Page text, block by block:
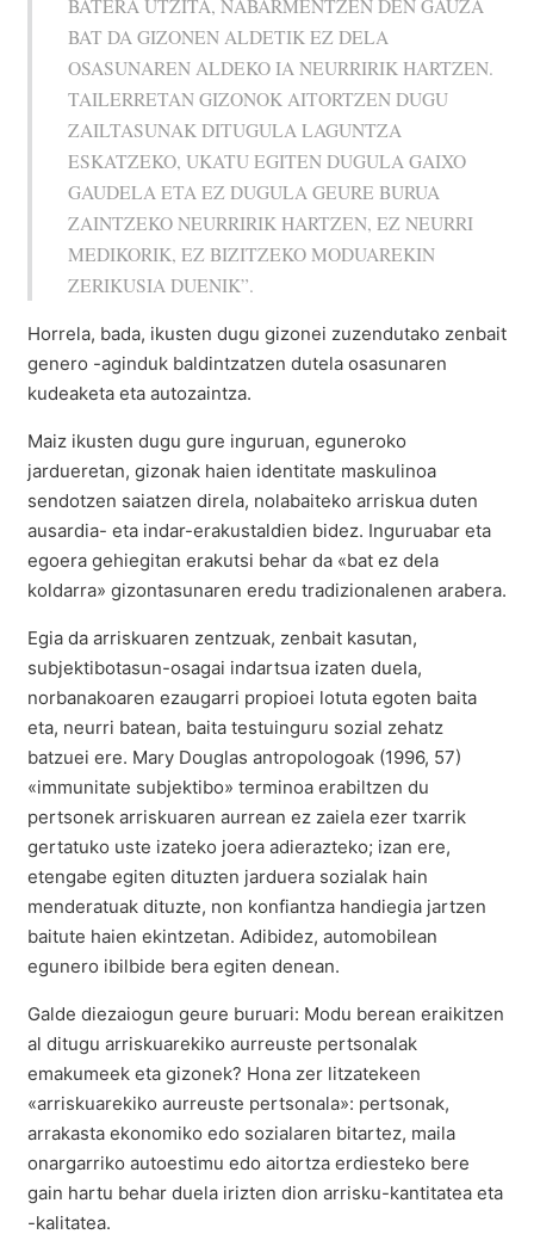
BATERA UTZITA, NABARMENTZEN DEN GAUZA
BAT DA GIZONEN ALDETIK EZ DELA
OSASUNAREN ALDEKO IA NEURRIRIK HARTZEN.
TAILERRETAN GIZONOK AITORTZEN DUGU
ZAILTASUNAK DITUGULA LAGUNTZA
ESKATZEKO, UKATU EGITEN DUGULA GAIXO
GAUDELA ETA EZ DUGULA GEURE BURUA
ZAINTZEKO NEURRIRIK HARTZEN, EZ NEURRI
MEDIKORIK, EZ BIZITZEKO MODUAREKIN
ZERIKUSIA DUENIK”.
Horrela, bada, ikusten dugu gizonei zuzendutako zenbait
genero -aginduk baldintzatzen dutela osasunaren
kudeaketa eta autozaintza.
Maiz ikusten dugu gure inguruan, eguneroko
jardueretan, gizonak haien identitate maskulinoa
sendotzen saiatzen direla, nolabaiteko arriskua duten
ausardia- eta indar-erakustaldien bidez. Inguruabar eta
egoera gehiegitan erakutsi behar da «bat ez dela
koldarra» gizontasunaren eredu tradizionalenen arabera.
Egia da arriskuaren zentzuak, zenbait kasutan,
subjektibotasun-osagai indartsua izaten duela,
norbanakoaren ezaugarri propioei lotuta egoten baita
eta, neurri batean, baita testuinguru sozial zehatz
batzuei ere. Mary Douglas antropologoak (1996, 57)
«immunitate subjektibo» terminoa erabiltzen du
pertsonek arriskuaren aurrean ez zaiela ezer txarrik
gertatuko uste izateko joera adierazteko; izan ere,
etengabe egiten dituzten jarduera sozialak hain
menderatuak dituzte, non konfiantza handiegia jartzen
baitute haien ekintzetan. Adibidez, automobilean
egunero ibilbide bera egiten denean.
Galde diezaiogun geure buruari: Modu berean eraikitzen
al ditugu arriskuarekiko aurreuste pertsonalak
emakumeek eta gizonek? Hona zer litzatekeen
«arriskuarekiko aurreuste pertsonala»: pertsonak,
arrakasta ekonomiko edo sozialaren bitartez, maila
onargarriko autoestimu edo aitortza erdiesteko bere
gain hartu behar duela irizten dion arrisku-kantitatea eta
-kalitatea.